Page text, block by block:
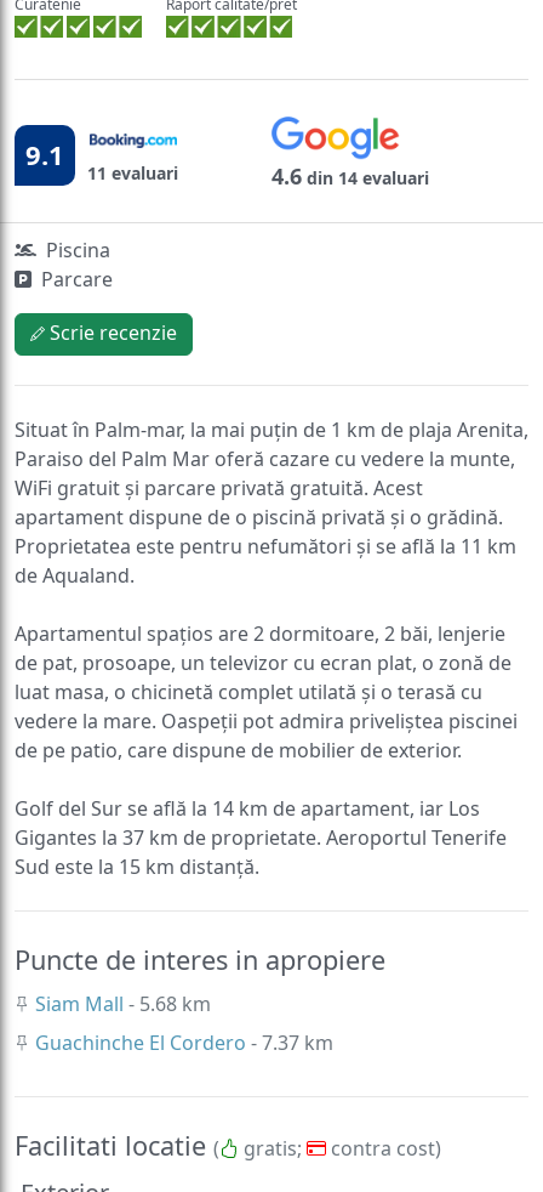
Curatenie Raport calitate/pret
9.1 11 evaluari 4.6 din 14 evaluari
Piscina
Parcare
Scrie recenzie
Situat în Palm-mar, la mai puțin de 1 km de plaja Arenita,
Paraiso del Palm Mar oferă cazare cu vedere la munte,
WiFi gratuit și parcare privată gratuită. Acest
apartament dispune de o piscină privată și o grădină.
Proprietatea este pentru nefumători și se află la 11 km
de Aqualand.
Apartamentul spațios are 2 dormitoare, 2 băi, lenjerie
de pat, prosoape, un televizor cu ecran plat, o zonă de
luat masa, o chicinetă complet utilată și o terasă cu
vedere la mare. Oaspeții pot admira priveliștea piscinei
de pe patio, care dispune de mobilier de exterior.
Golf del Sur se află la 14 km de apartament, iar Los
Gigantes la 37 km de proprietate. Aeroportul Tenerife
Sud este la 15 km distanță.
Puncte de interes in apropiere
Siam Mall - 5.68 km
Guachinche El Cordero - 7.37 km
Facilitati locatie ( gratis; contra cost)